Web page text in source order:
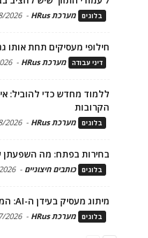
בלוגים מערכת HRus -
2026
חילופי מעסיקים תחת
דיני עבודה מערכת HRus -
ללמוד מחדש כדי להוביל:
הקרובות
בלוגים מערכת HRus -
2026
בחירות בפתח: מה השפעתן
בלוגים כותבים חיצוניים -
מיתוג מעסיק בעידן ה-AI: המנוע הכלכלי של גיוס ושימור טלנטים
בלוגים מערכת HRus -
2026